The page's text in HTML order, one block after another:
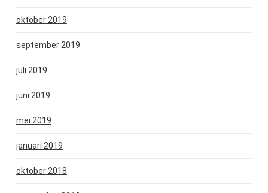
oktober 2019
september 2019
juli 2019
juni 2019
mei 2019
januari 2019
oktober 2018